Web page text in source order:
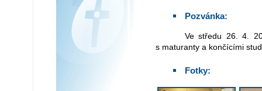
Pozvánka:
Ve středu 26. 4. 2017 v 19 hod. proběhne tradiční rozloučení
s maturanty a končícími
Fotky: